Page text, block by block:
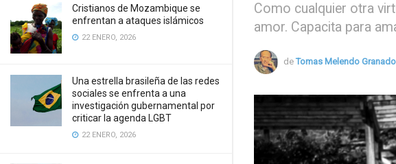
Cristianos de Mozambique se
enfrentan a ataques islámicos
22 ENERO, 2026
Una estrella brasileña de las redes
sociales se enfrenta a una
investigación gubernamental por
criticar la agenda LGBT
22 ENERO, 2026
Como cualquier otra
amor. Capacita para
de Tomas Melendo